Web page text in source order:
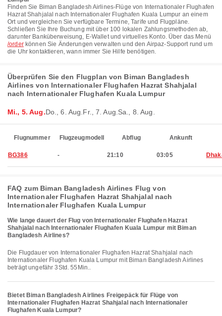
Finden Sie Biman Bangladesh Airlines-Flüge von Internationaler Flughafen
Hazrat Shahjalal nach Internationaler Flughafen Kuala Lumpur an einem
Ort und vergleichen Sie verfügbare Termine, Tarife und Flugpläne.
Schließen Sie Ihre Buchung mit über 100 lokalen Zahlungsmethoden ab,
darunter Banküberweisung, E-Wallet und virtuelles Konto. Über das Menü
/orderkönnen Sie Änderungen verwalten und den Airpaz-Support rund um
die Uhr kontaktieren, wann immer Sie Hilfe benötigen.
Überprüfen Sie den Flugplan von Biman Bangladesh
Airlines von Internationaler Flughafen Hazrat Shahjalal
nach Internationaler Flughafen Kuala Lumpur
Mi., 5. Aug.Do., 6. Aug. Fr., 7. Aug. Sa., 8. Aug.
Flugnummer Flugzeugmodell Abflug Ankunft
BG386 - 21:10 03:05
FAQ zum Biman Bangladesh Airlines Flug von
Internationaler Flughafen Hazrat Shahjalal nach
Internationaler Flughafen Kuala Lumpur
Wie lange dauert der Flug von Internationaler Flughafen Hazrat
Shahjalal nach Internationaler Flughafen Kuala Lumpur mit Biman
Bangladesh Airlines?
Die Flugdauer von Internationaler Flughafen Hazrat Shahjalal nach
Internationaler Flughafen Kuala Lumpur mit Biman Bangladesh Airlines
beträgt ungefähr 3Std. 55Min..
Bietet Biman Bangladesh Airlines Freigepäck für Flüge von
Internationaler Flughafen Hazrat Shahjalal nach Internationaler
Flughafen Kuala Lumpur?